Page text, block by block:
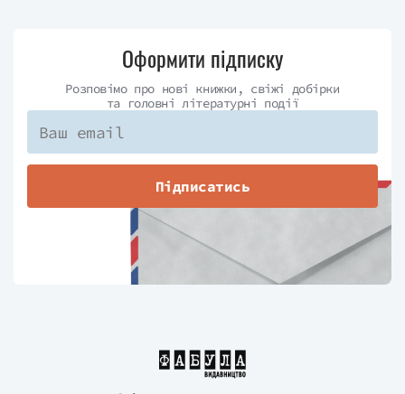
Оформити підписку
Розповімо про нові книжки, свіжі добірки
та головні літературні події
Підписатись